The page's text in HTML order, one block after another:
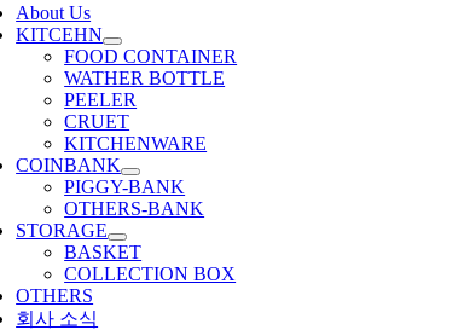
About Us
KITCEHN
FOOD CONTAINER
WATHER BOTTLE
PEELER
CRUET
KITCHENWARE
COINBANK
PIGGY-BANK
OTHERS-BANK
STORAGE
BASKET
COLLECTION BOX
OTHERS
회사 소식